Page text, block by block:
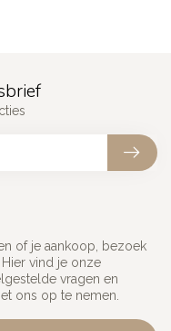
of je aankoop, bezoek
vind je onze
vragen en
ons op te nemen.